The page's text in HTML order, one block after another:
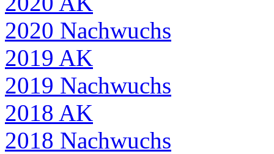
2020 Nachwuchs
2019 AK
2019 Nachwuchs
2018 AK
2018 Nachwuchs